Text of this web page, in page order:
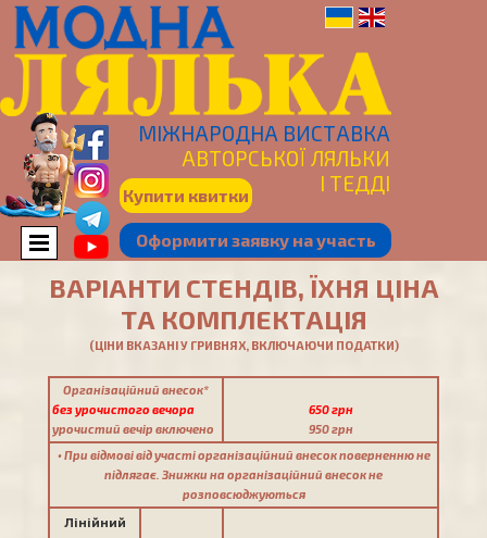
МІЖНАРОДНА ВИСТАВКА
АВТОРСЬКОЇ ЛЯЛЬКИ
І ТЕДДІ
Оформити заявку на участь
Купити квитки
ВАРІАНТИ СТЕНДІВ, ЇХНЯ ЦІНА
ТА КОМПЛЕКТАЦІЯ
(ЦІНИ ВКАЗАНІ У ГРИВНЯХ, ВКЛЮЧАЮЧИ ПОДАТКИ)
Організаційний внесок*
без урочистого вечора
урочистий вечір включено
650 грн
950 грн
• При відмові від участі організаційний внесок поверненню не
підлягає. Знижки на організаційний внесок не
розповсюджуються
Лінійний